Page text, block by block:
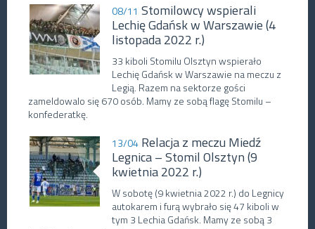
08/11 Stomilowcy wspierali
Lechię Gdańsk w Warszawie (4
listopada 2022 r.)
33 kiboli Stomilu Olsztyn wspierało
Lechię Gdańsk w Warszawie na meczu z
Legią. Razem na sektorze gości
zameldowalo się 670 osób. Mamy ze sobą flagę Stomilu –
konfederatkę.
13/04 Relacja z meczu Miedź
Legnica – Stomil Olsztyn (9
kwietnia 2022 r.)
W sobotę (9 kwietnia 2022 r.) do Legnicy
autokarem i furą wybrało się 47 kiboli w
tym 3 Lechia Gdańsk. Mamy ze sobą 3